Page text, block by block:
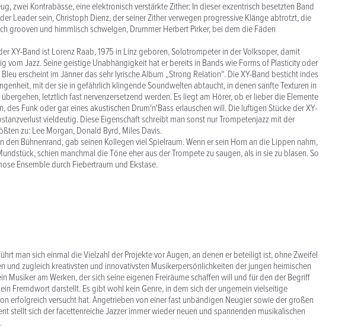
zwei Kontrabässe, eine elektronisch verstärkte Zither: In dieser exzentrisch besetzten Band
Leader sein, Christoph Dienz, der seiner Zither verwegen progressive Klänge abtrotzt, die
grooven und himmlisch schwelgen, Drummer Herbert Pirker, bei dem die Fäden
XY-Band ist Lorenz Raab, 1975 in Linz geboren, Solotrompeter in der Volksoper, damit
vom Jazz. Seine geistige Unabhängigkeit hat er bereits in Bands wie Forms of Plasticity oder
erscheint im Jänner das sehr lyrische Album „Strong Relation“. Die XY-Band besticht indes
mit der sie in gefährlich klingende Soundwelten abtaucht, in denen sanfte Texturen in
letztlich fast nervenzersetzend werden. Es liegt am Hörer, ob er lieber die Elemente
des Funk oder gar eines akustischen Drum'n'Bass erlauschen will. Die luftigen Stücke der XY-
vieldeutig. Diese Eigenschaft schreibt man sonst nur Trompetenjazz mit der
zu: Lee Morgan, Donald Byrd, Miles Davis.
den Bühnenrand, gab seinen Kollegen viel Spielraum. Wenn er sein Horn an die Lippen nahm,
schien manchmal die Töne eher aus der Trompete zu saugen, als in sie zu blasen. So
Ensemble durch Fiebertraum und Ekstase.
man sich einmal die Vielzahl der Projekte vor Augen, an denen er beteiligt ist, ohne Zweifel
und zugleich kreativsten und innovativsten Musikerpersönlichkeiten der jungen heimischen
Musiker am Werken, der sich seine eigenen Freiräume schaffen will und für den der Begriff
Fremdwort darstellt. Es gibt wohl kein Genre, in dem sich der ungemein vielseitige
erfolgreich versucht hat. Angetrieben von einer fast unbändigen Neugier sowie der großen
stellt sich der facettenreiche Jazzer immer wieder neuen und spannenden musikalischen